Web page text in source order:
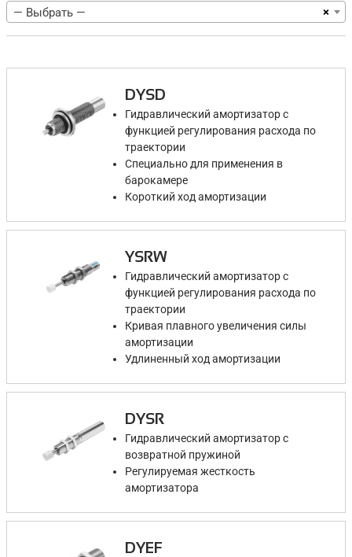
×
— Выбрать —
DYSD
Гидравлический амортизатор с
функцией регулирования расхода по
траектории
Специально для применения в
барокамере
Короткий ход амортизации
YSRW
Гидравлический амортизатор с
функцией регулирования расхода по
траектории
Кривая плавного увеличения силы
амортизации
Удлиненный ход амортизации
DYSR
Гидравлический амортизатор с
возвратной пружиной
Регулируемая жесткость
амортизатора
DYEF